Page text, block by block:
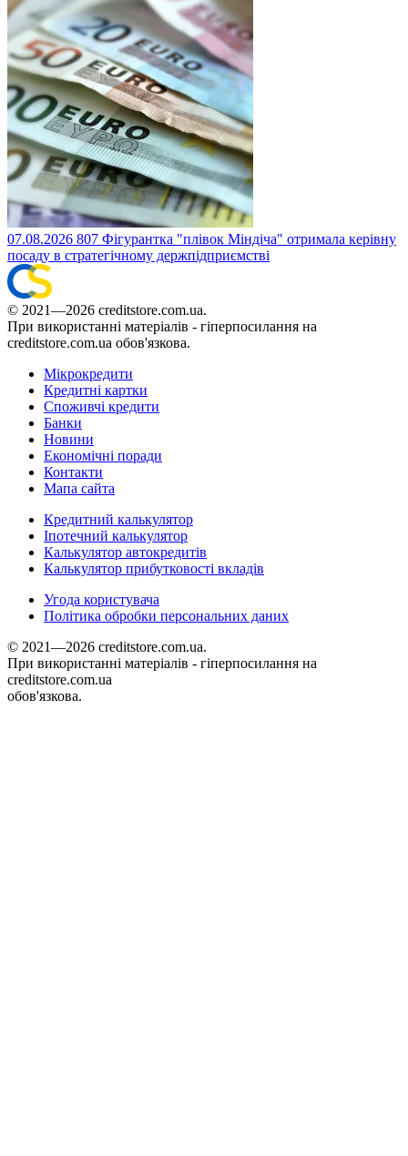
07.08.2026 807 Фігурантка "плівок Міндіча" отримала керівну
посаду в стратегічному держпідприємстві
© 2021—2026 creditstore.com.ua.
При використанні матеріалів - гіперпосилання на
creditstore.com.ua обов'язкова.
Мікрокредити
Кредитні картки
Споживчі кредити
Банки
Новини
Економічні поради
Контакти
Мапа сайта
Кредитний калькулятор
Іпотечний калькулятор
Калькулятор автокредитів
Калькулятор прибутковості вкладів
Угода користувача
Політика обробки персональних даних
© 2021—2026 creditstore.com.ua.
При використанні матеріалів - гіперпосилання на
creditstore.com.ua
обов'язкова.